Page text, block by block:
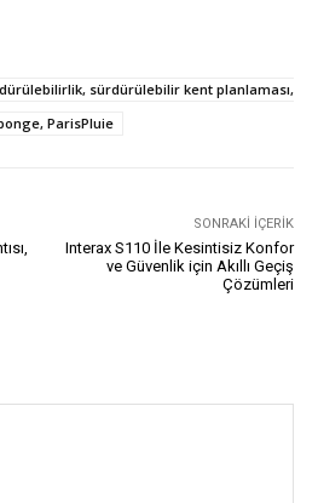
sürdürülebilir kent planlaması,
ParisPluie
SONRAKI İÇERIK
Interax S110 İle Kesintisiz Konfor
ve Güvenlik için Akıllı Geçiş
Çözümleri